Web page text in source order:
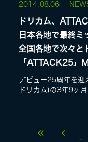
2014. 08.06
ドリカム、
日本各地で最終ミ
全国各地で次々と
「ATTACK25」
デビュー25周年を迎
ドリカム)の3年9ヶ
...